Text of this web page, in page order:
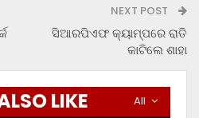
NEXT POST
ସିଆରପିଏଫ କ୍ୟାମ୍ପରେ ରାତି
କାଟିଲେ ଶାହା
All
LIKE